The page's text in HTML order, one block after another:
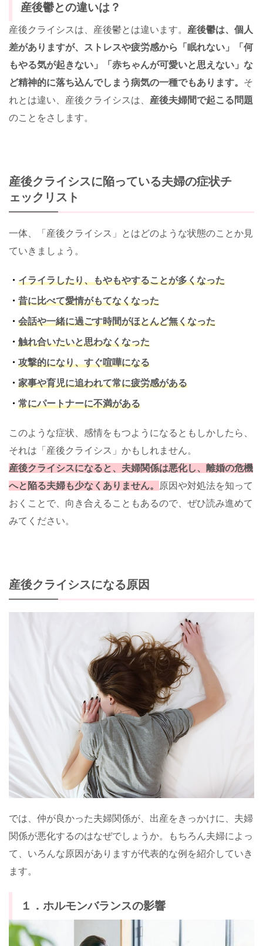
産後鬱との違いは？
産後クライシスは、産後鬱とは違います。 産後鬱は、個人
差がありますが、ストレスや疲労感から「眠れない」「何
もやる気が起きない」「赤ちゃんが可愛いと思えない」な
ど精神的に落ち込んでしまう病気の一種でもあります。 そ
れとは違い、産後クライシスは、 産後夫婦間で起こる問題
のことをさします。
産後クライシスに陥っている夫婦の症状チ
ェックリスト
一体、「産後クライシス」とはどのような状態のことか見
ていきましょう。
・ イライラしたり、もやもやすることが多くなった
・ 昔に比べて愛情がもてなくなった
・ 会話や一緒に過ごす時間がほとんど無くなった
・ 触れ合いたいと思わなくなった
・ 攻撃的になり、すぐ喧嘩になる
・ 家事や育児に追われて常に疲労感がある
・ 常にパートナーに不満がある
このような症状、感情をもつようになるともしかしたら、
それは「産後クライシス」かもしれません。
産後クライシスになると、夫婦関係は悪化し、離婚の危機
へと陥る夫婦も少なくありません。
原因や対処法を知って
おくことで、向き合えることもあるので、ぜひ読み進めて
みてください。
産後クライシスになる原因
では、仲が良かった夫婦関係が、出産をきっかけに、夫婦
関係が悪化するのはなぜでしょうか。もちろん夫婦によっ
て、いろんな原因がありますが代表的な例を紹介していき
ます。
１．ホルモンバランスの影響